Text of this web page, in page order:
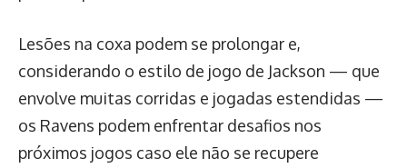
Lesões na coxa podem se prolongar e,
considerando o estilo de jogo de Jackson — que
envolve muitas corridas e jogadas estendidas —
os Ravens podem enfrentar desafios nos
próximos jogos caso ele não se recupere